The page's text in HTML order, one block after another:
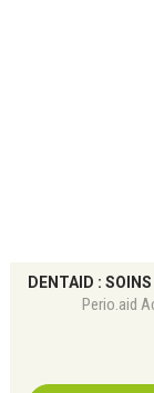
Perio.aid